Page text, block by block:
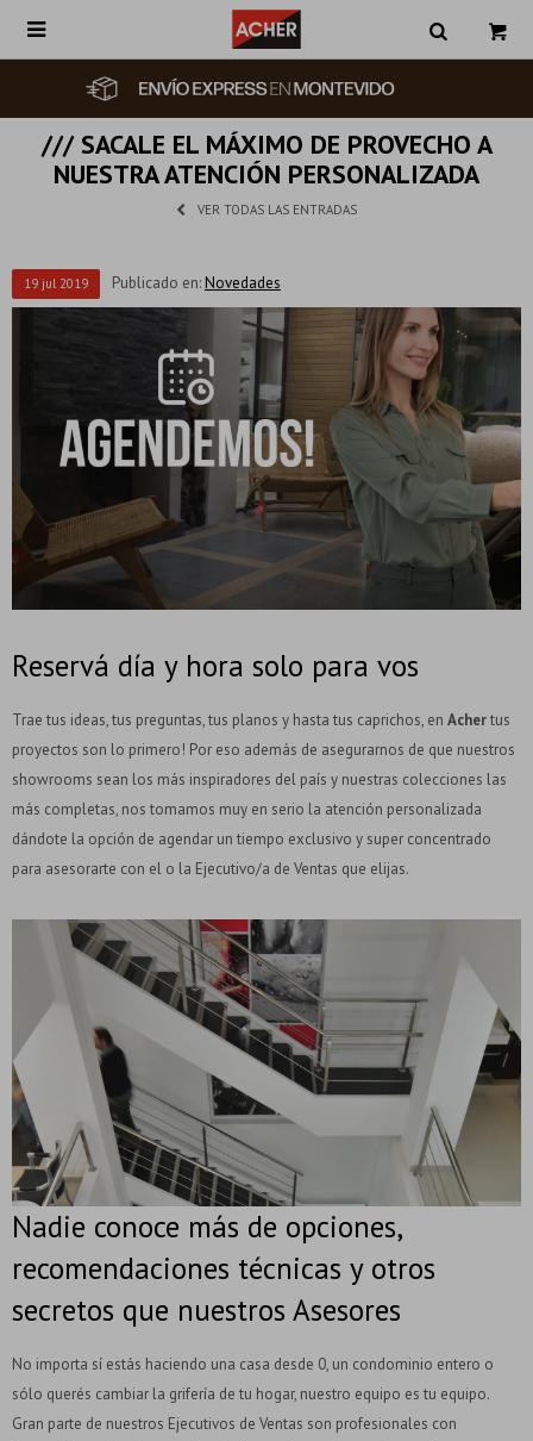

/// SACALE EL MÁXIMO DE PROVECHO A
NUESTRA ATENCIÓN PERSONALIZADA
VER TODAS LAS ENTRADAS
19 jul 2019 Publicado en: Novedades
Reservá día y hora solo para vos
Trae tus ideas, tus preguntas, tus planos y hasta tus caprichos, en Achertus
proyectos son lo primero! Por eso además de asegurarnos de que nuestros
showrooms sean los más inspiradores del país y nuestras colecciones las
más completas, nos tomamos muy en serio la atención personalizada
dándote la opción de agendar un tiempo exclusivo y super concentrado
para asesorarte con el o la Ejecutivo/a de Ventas que elijas.
Nadie conoce más de opciones,
recomendaciones técnicas y otros
secretos que nuestros Asesores
No importa sí estás haciendo una casa desde 0, un condominio entero o
sólo querés cambiar la grifería de tu hogar, nuestro equipo es tu equipo.
Gran parte de nuestros Ejecutivos de Ventas son profesionales con